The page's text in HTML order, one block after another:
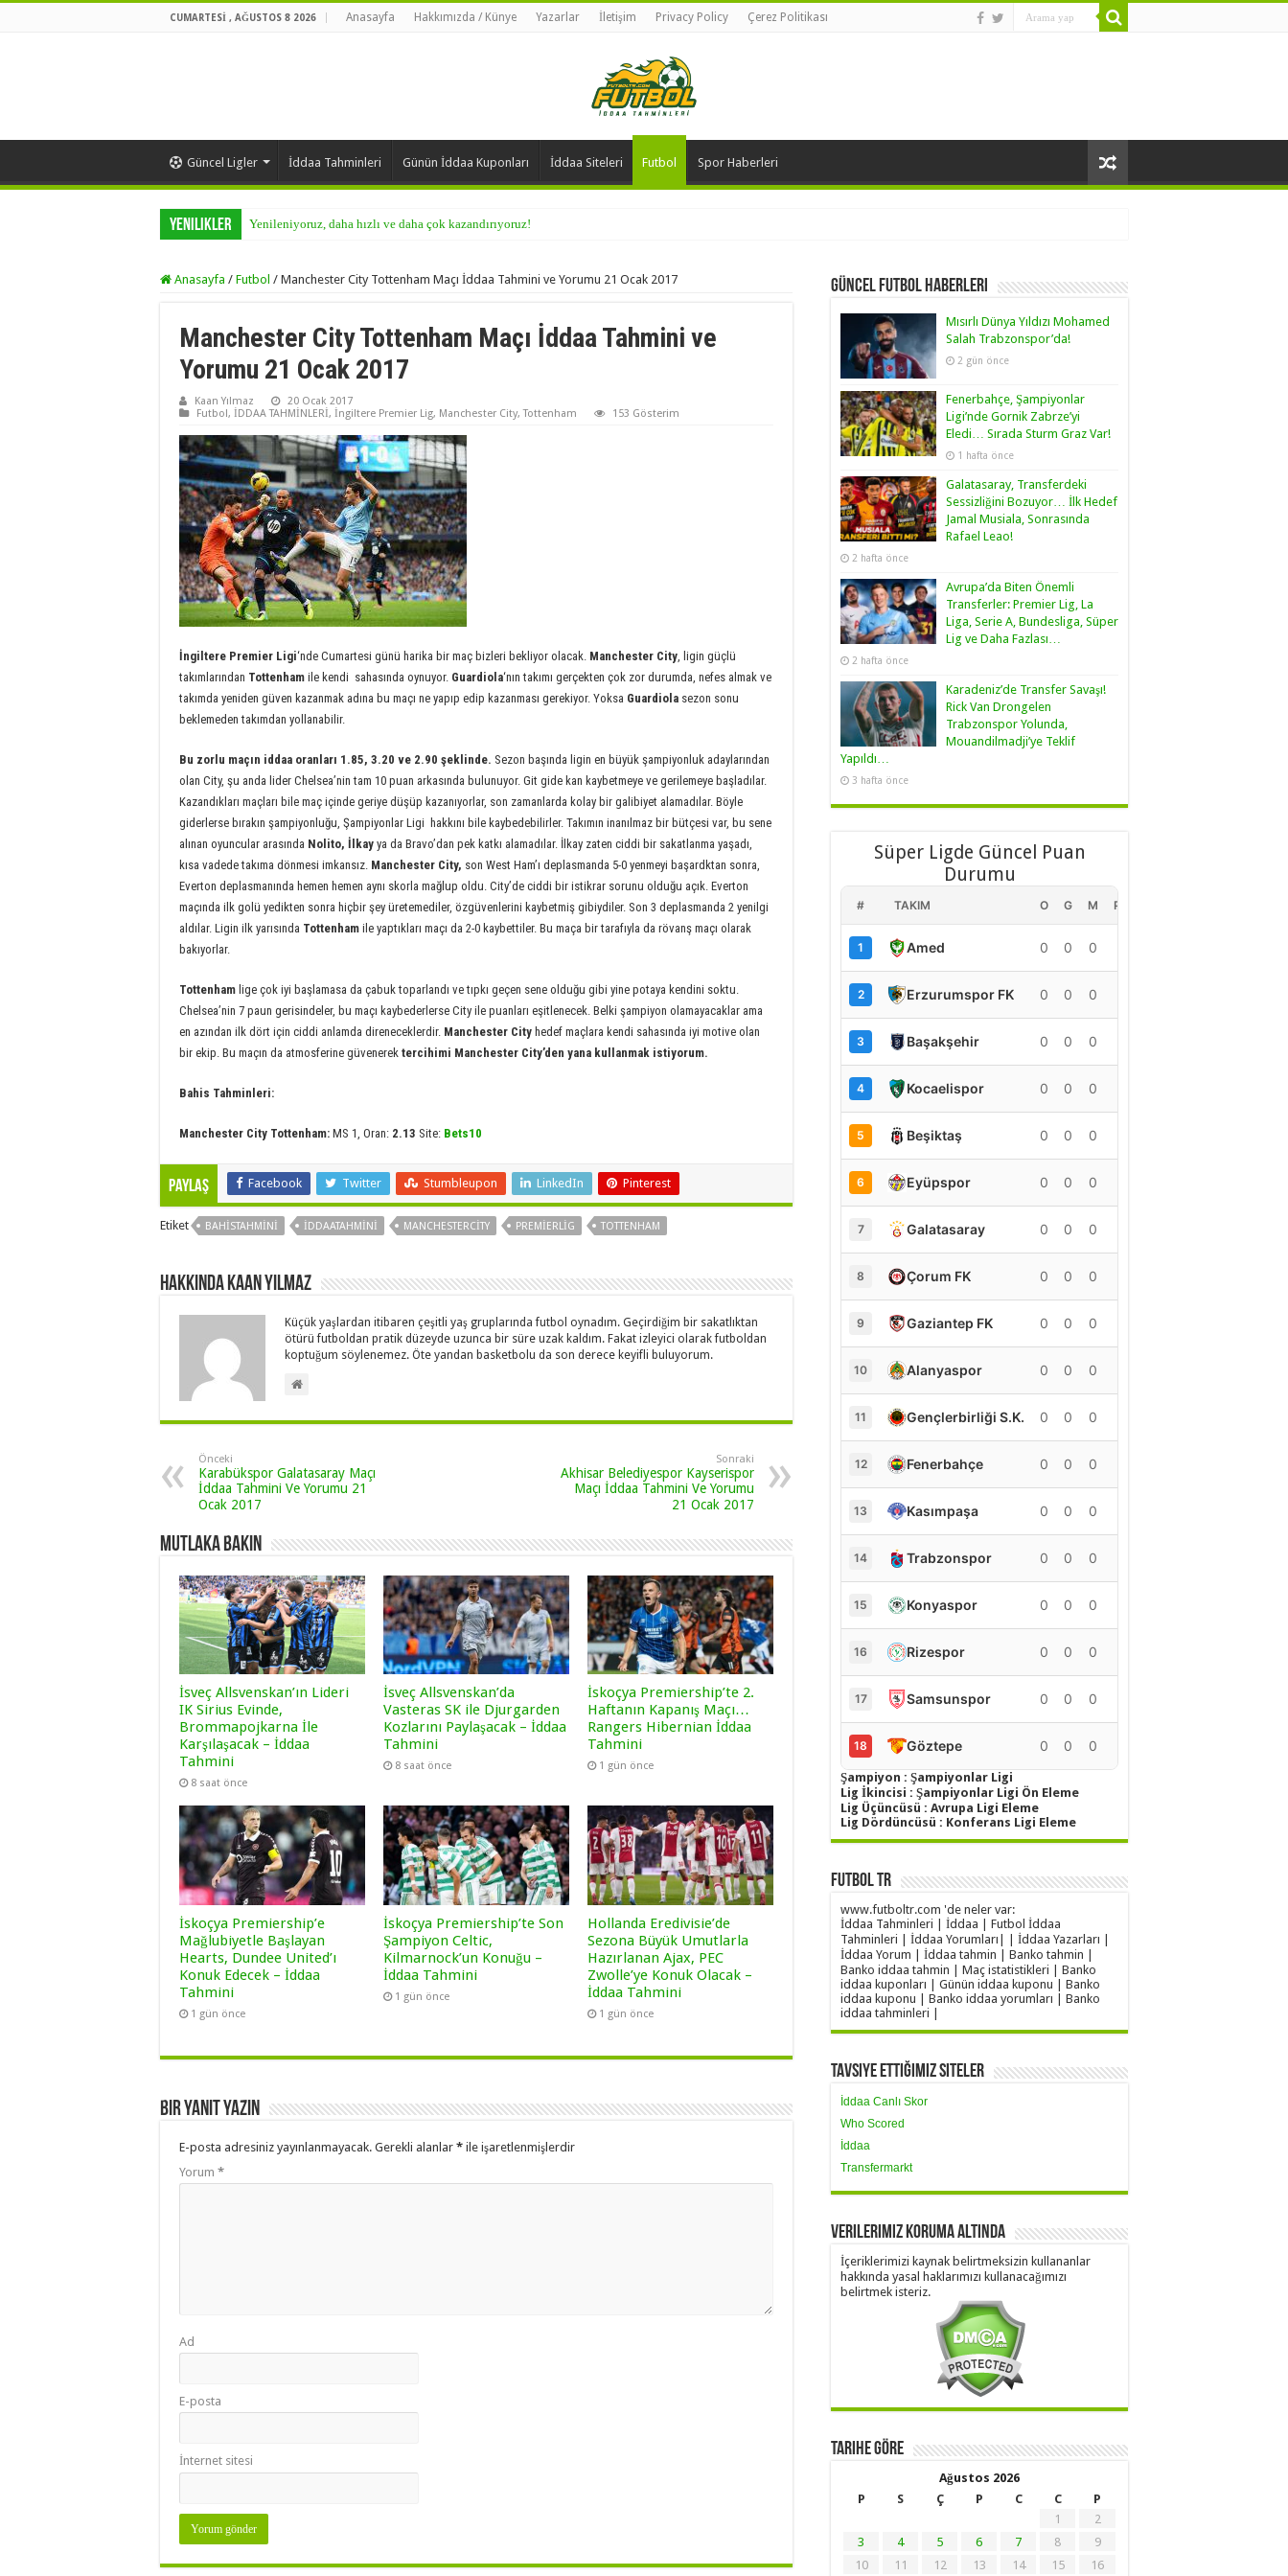
CUMARTESI , AĞUSTOS 8 2026 Anasayfa Hakkımızda / Künye Yazarlar İletişim Privacy Policy Çerez Politikası
Güncel Ligler İddaa Tahminleri Günün İddaa Kuponları İddaa Siteleri Futbol Spor Haberleri
Yenilikler Yenileniyoruz, daha hızlı ve daha çok kazandırıyoruz!
Anasayfa / Futbol / Manchester City Tottenham Maçı İddaa Tahmini ve Yorumu 21 Ocak 2017
Manchester City Tottenham Maçı İddaa Tahmini ve
Yorumu 21 Ocak 2017
Kaan Yılmaz
20 Ocak 2017
Futbol, İDDAA TAHMİNLERİ, İngiltere Premier Lig, Manchester City,Tottenham 153 Gösterim
İngiltere Premier Ligi‘nde Cumartesi günü harika bir maç bizleri bekliyor olacak. Manchester City , ligin güçlü
takımlarından Tottenham ile kendi sahasında oynuyor. Guardiola‘nın takımı gerçekten çok zor durumda, nefes almak ve
takımda yeniden güven kazanmak adına bu maçı ne yapıp edip kazanması gerekiyor. Yoksa Guardiola sezon sonu
beklemeden takımdan yollanabilir.
Bu zorlu maçın iddaa oranları 1.85, 3.20 ve 2.90 şeklinde. Sezon başında ligin en büyük şampiyonluk adaylarından
olan City, şu anda lider Chelsea’nin tam 10 puan arkasında bulunuyor. Git gide kan kaybetmeye ve gerilemeye başladılar.
Kazandıkları maçları bile maç içinde geriye düşüp kazanıyorlar, son zamanlarda kolay bir galibiyet alamadılar. Böyle
giderlerse bırakın şampiyonluğu, Şampiyonlar Ligi hakkını bile kaybedebilirler. Takımın inanılmaz bir bütçesi var, bu sene
alınan oyuncular arasında Nolito, İlkay ya da Bravo’dan pek katkı alamadılar. İlkay zaten ciddi bir sakatlanma yaşadı,
kısa vadede takıma dönmesi imkansız. Manchester City, son West Ham’ı deplasmanda 5-0 yenmeyi başardktan sonra,
Everton deplasmanında hemen hemen aynı skorla mağlup oldu. City’de ciddi bir istikrar sorunu olduğu açık. Everton
maçında ilk golü yedikten sonra hiçbir şey üretemediler, özgüvenlerini kaybetmiş gibiydiler. Son 3 deplasmanda 2 yenilgi
aldılar. Ligin ilk yarısında Tottenham ile yaptıkları maçı da 2-0 kaybettiler. Bu maça bir tarafıyla da rövanş maçı olarak
bakıyorlar.
Tottenham lige çok iyi başlamasa da çabuk toparlandı ve tıpkı geçen sene olduğu gibi yine potaya kendini soktu.
Chelsea’nin 7 paun gerisindeler, bu maçı kaybederlerse City ile puanları eşitlenecek. Belki şampiyon olamayacaklar ama
en azından ilk dört için ciddi anlamda direneceklerdir. Manchester City hedef maçlara kendi sahasında iyi motive olan
bir ekip. Bu maçın da atmosferine güvenerek tercihimi Manchester City’den yana kullanmak istiyorum.
Bahis Tahminleri:
Manchester City Tottenham: MS 1, Oran: 2.13 Site: Bets10
Paylaş Facebook Twitter Stumbleupon LinkedIn Pinterest
Etiket BAHISTAHMINI İDDAATAHMINI MANCHESTERCITY PREMIERLIG TOTTENHAM
Hakkında Kaan Yılmaz
Küçük yaşlardan itibaren çeşitli yaş gruplarında futbol oynadım. Geçirdiğim bir sakatlıktan
ötürü futboldan pratik düzeyde uzunca bir süre uzak kaldım. Fakat izleyici olarak futboldan
koptuğum söylenemez. Öte yandan basketbolu da son derece keyifli buluyorum.
Önceki
Karabükspor Galatasaray Maçı
İddaa Tahmini Ve Yorumu 21
Ocak 2017
Sonraki
Akhisar Belediyespor Kayserispor
Maçı İddaa Tahmini Ve Yorumu
21 Ocak 2017
Mutlaka Bakın
İsveç Allsvenskan’ın Lideri
IK Sirius Evinde,
Brommapojkarna İle
Karşılaşacak – İddaa
Tahmini
8 saat önce
İsveç Allsvenskan’da
Vasteras SK ile Djurgarden
Kozlarını Paylaşacak – İddaa
Tahmini
8 saat önce
İskoçya Premiership’te 2.
Haftanın Kapanış Maçı…
Rangers Hibernian İddaa
Tahmini
1 gün önce
İskoçya Premiership’e
Mağlubiyetle Başlayan
Hearts, Dundee United’ı
Konuk Edecek – İddaa
Tahmini
1 gün önce
İskoçya Premiership’te Son
Şampiyon Celtic,
Kilmarnock’un Konuğu –
İddaa Tahmini
1 gün önce
Hollanda Eredivisie’de
Sezona Büyük Umutlarla
Hazırlanan Ajax, PEC
Zwolle’ye Konuk Olacak –
İddaa Tahmini
1 gün önce
Bir yanıt yazın
E-posta adresiniz yayınlanmayacak. Gerekli alanlar * ile işaretlenmişlerdir
Yorum *
Ad
E-posta
İnternet sitesi
Güncel Futbol Haberleri
Mısırlı Dünya Yıldızı Mohamed
Salah Trabzonspor’da!
2 gün önce
Fenerbahçe, Şampiyonlar
Ligi’nde Gornik Zabrze’yi
Eledi… Sırada Sturm Graz Var!
1 hafta önce
Galatasaray, Transferdeki
Sessizliğini Bozuyor… İlk Hedef
Jamal Musiala, Sonrasında
Rafael Leao!
2 hafta önce
Avrupa’da Biten Önemli
Transferler: Premier Lig, La
Liga, Serie A, Bundesliga, Süper
Lig ve Daha Fazlası…
2 hafta önce
Karadeniz’de Transfer Savaşı!
Rick Van Drongelen
Trabzonspor Yolunda,
Mouandilmadji’ye Teklif
Yapıldı…
3 hafta önce
Süper Ligde Güncel Puan
Durumu
# TAKIM O G M PUAN
1 Amed 0 0 0
2 Erzurumspor FK 0 0 0
3 Başakşehir 0 0 0
4 Kocaelispor 0 0 0
5 Beşiktaş 0 0 0
6 Eyüpspor 0 0 0
7 Galatasaray 0 0 0
8 Çorum FK 0 0 0
9 Gaziantep FK 0 0 0
10 Alanyaspor 0 0 0
11 Gençlerbirliği S.K. 0 0 0
12 Fenerbahçe 0 0 0
13 Kasımpaşa 0 0 0
14 Trabzonspor 0 0 0
15 Konyaspor 0 0 0
16 Rizespor 0 0 0
17 Samsunspor 0 0 0
18 Göztepe 0 0 0
Şampiyon : Şampiyonlar Ligi
Lig İkincisi : Şampiyonlar Ligi Ön Eleme
Lig Üçüncüsü : Avrupa Ligi Eleme
Lig Dördüncüsü : Konferans Ligi Eleme
Futbol TR
www.futboltr.com 'de neler var:
İddaa Tahminleri | İddaa | Futbol İddaa
Tahminleri | İddaa Yorumları| | İddaa Yazarları |
İddaa Yorum | İddaa tahmin | Banko tahmin |
Banko iddaa tahmin | Maç istatistikleri | Banko
iddaa kuponları | Günün iddaa kuponu | Banko
iddaa kuponu | Banko iddaa yorumları | Banko
iddaa tahminleri |
Tavsiye Ettiğimiz Siteler
İddaa Canlı Skor
Who Scored
İddaa
Transfermarkt
Verilerimiz Koruma Altında
İçeriklerimizi kaynak belirtmeksizin kullananlar
hakkında yasal haklarımızı kullanacağımızı
belirtmek isteriz.
Tarihe Göre
Ağustos 2026
P
S Ç P C C
P
1
2
3
4 5 6 7 8
9
10
11 12 13 14 15
16